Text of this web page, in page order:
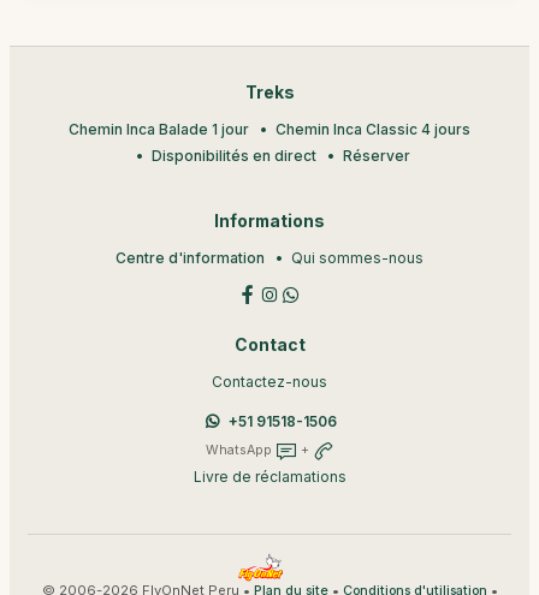
Treks
Chemin Inca Balade 1 jour
Chemin Inca Classic 4 jours
Disponibilités en direct
Réserver
Informations
Centre d'information Qui sommes-nous
Contact
Contactez-nous
+51 91518-1506
WhatsApp +
Livre de réclamations
© 2006-2026 FlyOnNet Peru • Plan du site• Conditions d'utilisation •